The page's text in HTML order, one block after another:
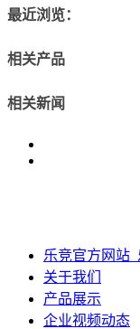
最近浏览：
相关产品
相关新闻
乐竞官方网站
关于我们
产品展示
企业视频动态